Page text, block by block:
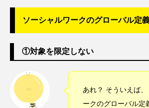
ソーシャルワークのグローバル定
①対象を限定しない
あれ？ そういえば
ークのグローバル定